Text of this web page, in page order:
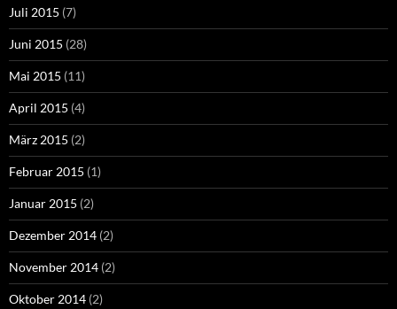
Juli 2015 (7)
Juni 2015 (28)
Mai 2015 (11)
April 2015 (4)
März 2015 (2)
Februar 2015 (1)
Januar 2015 (2)
Dezember 2014 (2)
November 2014 (2)
Oktober 2014 (2)